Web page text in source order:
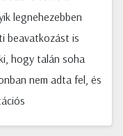
legnehezebben
beavatkozást is
hogy talán soha
nem adta fel, és